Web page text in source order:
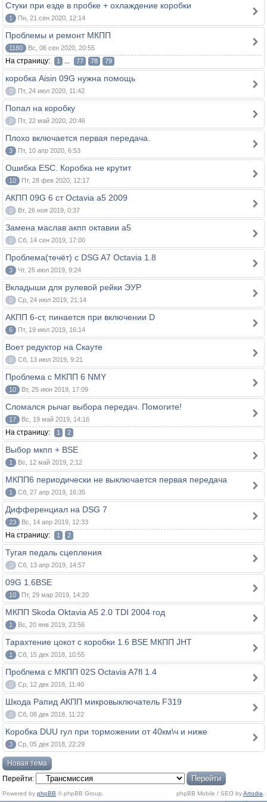
Стуки при езде в пробке + охлаждение коробки
1 Пн, 21 сен 2020, 12:14
Проблемы и ремонт МКПП
1180 Вс, 06 сен 2020, 20:55
На страницу: 1 ... 77 78 79
коробка Aisin 09G нужна помощь
0 Пт, 24 июл 2020, 11:42
Попал на коробку
0 Пт, 22 май 2020, 20:46
Плохо включается первая передача.
3 Пт, 10 апр 2020, 6:53
Ошибка ESC. Коробка не крутит
10 Пт, 28 фев 2020, 12:17
АКПП 09G 6 ст Octavia a5 2009
0 Вт, 26 ноя 2019, 0:37
Замена маслав акпп октавии а5
0 Сб, 14 сен 2019, 17:00
Проблема(течёт) с DSG A7 Octavia 1.8
3 Чт, 25 июл 2019, 9:24
Вкладыши для рулевой рейки ЭУР
0 Ср, 24 июл 2019, 21:14
АКПП 6-ст, пинается при включении D
6 Пт, 19 июл 2019, 16:14
Воет редуктор на Скауте
0 Сб, 13 июл 2019, 9:21
Проблема с МКПП 6 NMY
10 Вт, 25 июн 2019, 17:09
Сломался рычаг выбора передач. Помогите!
17 Вс, 19 май 2019, 14:16
На страницу: 1 2
Выбор мкпп + BSE
1 Вс, 12 май 2019, 2:12
МКПП6 периодически не выключается первая передача
1 Сб, 27 апр 2019, 16:35
Дифференциал на DSG 7
23 Вс, 14 апр 2019, 12:33
На страницу: 1 2
Тугая педаль сцепления
0 Сб, 13 апр 2019, 14:57
09G 1.6BSE
10 Пт, 29 мар 2019, 14:20
МКПП Skoda Oktavia A5 2.0 TDI 2004 год
1 Вс, 20 янв 2019, 23:56
Тарахтение цокот с коробки 1.6 BSE МКПП JHT
1 Сб, 15 дек 2018, 10:55
Проблема с МКПП 02S Octavia A7fl 1.4
0 Ср, 12 дек 2018, 11:40
Шкода Рапид АКПП микровыключатель F319
0 Сб, 08 дек 2018, 11:22
Коробка DUU гул при торможении от 40км\ч и ниже
3 Ср, 05 дек 2018, 22:29
Новая тема
Перейти:
Powered by phpBB © phpBB Group. phpBB Mobile / SEO byArtodia